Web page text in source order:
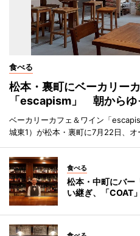
食べる
松本・裏町にベーカリー
「escapism」 朝からゆ
ベーカリーカフェ＆ワイン「
城東1）が松本・裏町に7月22日、オ
食べる
松本・中町にバ
い継ぎ、「COAT